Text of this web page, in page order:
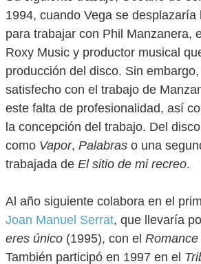
1994, cuando Vega se desplazaría
para trabajar con Phil Manzanera,
Roxy Music y productor musical
producción del disco. Sin
satisfecho con el trabajo de
este falta de profesionalidad, así
la concepción del trabajo. Del
como Vapor, Palabras o una
trabajada de El sitio de mi recreo.
Al año siguiente colabora en el
Joan Manuel Serrat, que llevaría
eres único (1995), con el
También participó en 1997 en el